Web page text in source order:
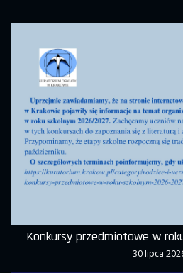
Konkursy przedmiotowe w
30 lipca